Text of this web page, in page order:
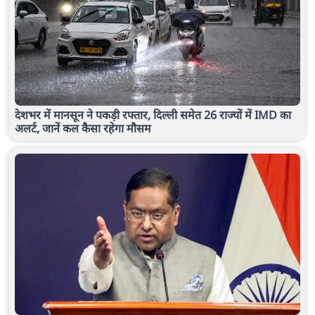
देशभर में मानसून ने पकड़ी रफ्तार, दिल्ली समेत 26 राज्यों में IMD का
अलर्ट, जानें कल कैसा रहेगा मौसम